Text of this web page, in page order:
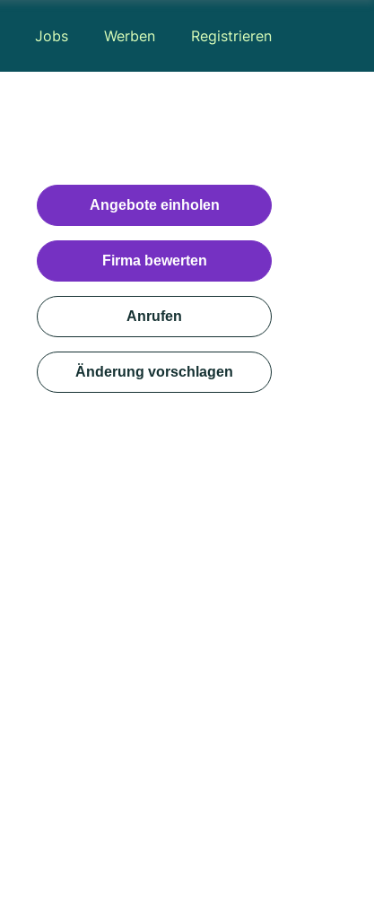
Jobs Werben Registrieren
Angebote einholen
Firma bewerten
Anrufen
Änderung vorschlagen